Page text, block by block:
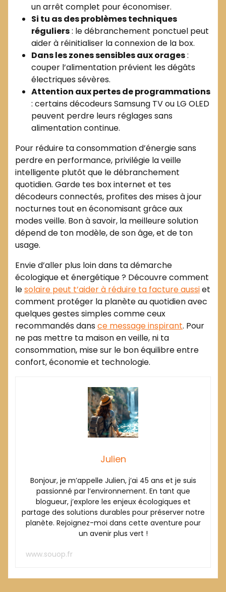
un arrêt complet pour économiser.
Si tu as des problèmes techniques
réguliers: le débranchement ponctuel peut
aider à réinitialiser la connexion de la box.
Dans les zones sensibles aux orages:
couper l’alimentation prévient les dégâts
électriques sévères.
Attention aux pertes de programmations
: certains décodeurs Samsung TV ou LG OLED
peuvent perdre leurs réglages sans
alimentation continue.
Pour réduire ta consommation d’énergie sans
perdre en performance, privilégie la veille
intelligente plutôt que le débranchement
quotidien. Garde tes box internet et tes
décodeurs connectés, profites des mises à jour
nocturnes tout en économisant grâce aux
modes veille. Bon à savoir, la meilleure solution
dépend de ton modèle, de son âge, et de ton
usage.
Envie d’aller plus loin dans ta démarche
écologique et énergétique ? Découvre comment
lesolaire peut t’aider à réduire ta facture aussiet
comment protéger la planète au quotidien avec
quelques gestes simples comme ceux
recommandés dansce message inspirant. Pour
ne pas mettre ta maison en veille, ni ta
consommation, mise sur le bon équilibre entre
confort, économie et technologie.
Julien
Bonjour, je m’appelle Julien, j’ai 45 ans et je suis
passionné par l’environnement. En tant que
blogueur, j’explore les enjeux écologiques et
partage des solutions durables pour préserver notre
planète. Rejoignez-moi dans cette aventure pour
un avenir plus vert !
www.souop.fr